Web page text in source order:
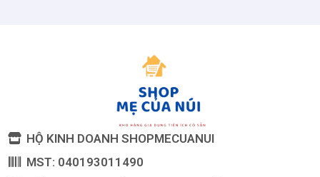
HỘ KINH DOANH SHOPMECUANUI
MST: 040193011490